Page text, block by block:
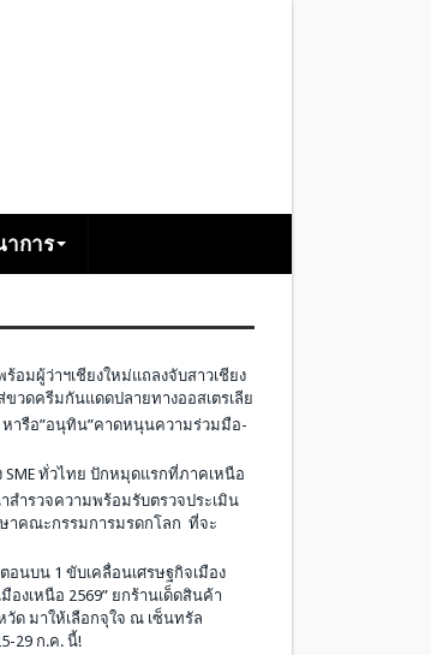
การ
ร้อมผู้ว่าฯเชียงใหม่แถลงจับสาวเชียง
ขวดครีมกันแดดปลายทางออสเตรเลีย
หารือ”อนุทิน”คาดหนุนความร่วมมือ-
SME ทั่วไทย ปักหมุดแรกที่ภาคเหนือ
สำรวจความพร้อมรับตรวจประเมิน
าคณะกรรมการมรดกโลก ที่จะ
นบน 1 ขับเคลื่อนเศรษฐกิจเมือง
องเหนือ 2569” ยกร้านเด็ดสินค้า
วัด มาให้เลือกจุใจ ณ เซ็นทรัล
29 ก.ค. นี้!